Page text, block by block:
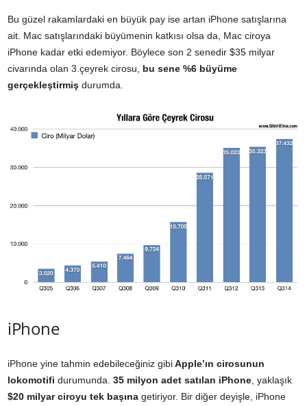
Bu güzel rakamlardaki en büyük pay ise artan iPhone satışlarına
ait. Mac satışlarındaki büyümenin katkısı olsa da, Mac ciroya
iPhone kadar etki edemiyor. Böylece son 2 senedir $35 milyar
civarında olan 3.çeyrek cirosu, bu sene %6 büyüme
gerçekleştirmiş durumda.
iPhone
iPhone yine tahmin edebileceğiniz gibiApple’ın cirosunun
lokomotifi durumunda. 35 milyon adet satılan iPhone , yaklaşık
$20 milyar ciroyu tek başına getiriyor. Bir diğer deyişle, iPhone